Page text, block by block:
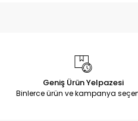
Geniş Ürün Yelpazesi
Binlerce ürün ve kampanya